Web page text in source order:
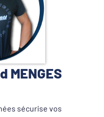
MENGES
sécurise vos